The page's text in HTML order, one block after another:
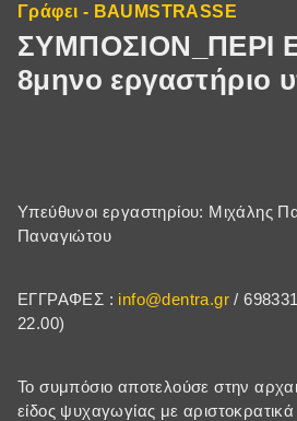
Γράφει - BAUMSTRASSE
ΣΥΜΠΟΣΙΟΝ_ΠΕΡΙ
8μηνο εργαστήριο
Υπεύθυνοι εργαστηρίου: Μιχάλης
Παναγιώτου
ΕΓΓΡΑΦΕΣ : info@dentra.gr /
22.00)
Το συμπόσιο αποτελούσε στην
είδος ψυχαγωγίας με